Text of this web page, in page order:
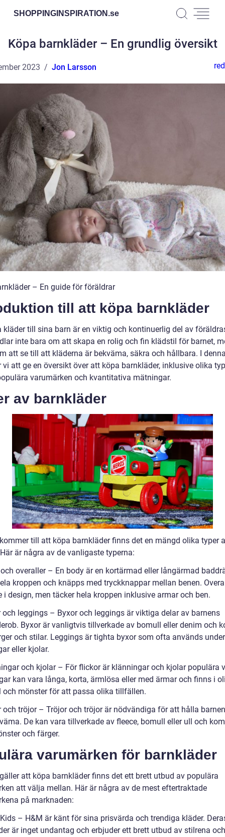
SHOPPINGINSPIRATION.se
Köpa barnkläder – En grundlig översikt
2023 Jon Larsson
– En guide för föräldrar
till att köpa barnkläder
kläder till sina barn är en viktig och kontinuerlig del av
inte bara om att skapa en rolig och fin klädstil för barnet,
att se till att kläderna är bekväma, säkra och hållbara. I
vi att ge en översikt över att köpa barnkläder, inklusive olika
varumärken och kvantitativa mätningar.
av barnkläder
till att köpa barnkläder finns det en mängd olika typer
är några av de vanligaste typerna:
overaller – En body är en kortärmad eller långärmad
kroppen och knäpps med tryckknappar mellan benen.
i design, men täcker hela kroppen inklusive armar och ben.
och leggings – Byxor och leggings är viktiga delar av barnens
Byxor är vanligtvis tillverkade av bomull eller denim och
och stilar. Leggings är tighta byxor som ofta används under
eller kjolar.
och kjolar – För flickor är klänningar och kjolar populära
kan vara långa, korta, ärmlösa eller med ärmar och finns i
och mönster för att passa olika tillfällen.
och tröjor – Tröjor och tröjor är nödvändiga för att hålla
De kan vara tillverkade av fleece, bomull eller ull och
och färger.
varumärken för barnkläder
att köpa barnkläder finns det ett brett utbud av populära
att välja mellan. Här är några av de mest eftertraktade
på marknaden:
– H&M är känt för sina prisvärda och trendiga kläder.
är inget undantag och erbjuder ett brett utbud av stilrena och